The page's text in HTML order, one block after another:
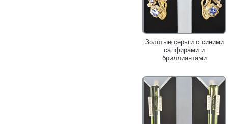
Золотые серьги с синими
сапфирами и
бриллиантами